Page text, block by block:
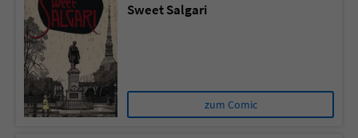
Sweet Salgari
zum Comic
Name tx_pwcomments_ahash
Anbieter Literatur-Couch Medien GmbH & Co. KG
Laufzeit 1 Jahr